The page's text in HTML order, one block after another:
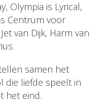
Olympia is Lyrical,
Centrum voor
van Dijk, Harm van
samen het
die liefde speelt in
het eind.